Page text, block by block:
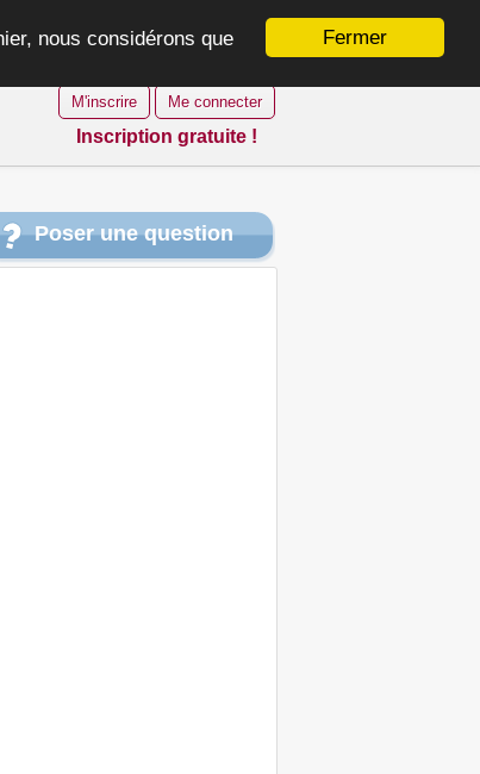
Fermer
nous considérons que
M'inscrire Me connecter
Inscription gratuite !
Poser une question